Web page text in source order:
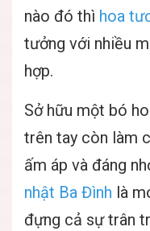
nào đó thì hoa
tưởng với nhiều
hợp.
Sở hữu một bó
trên tay còn làm
ấm áp và đáng
nhật Ba Đình là
đựng cả sự trân